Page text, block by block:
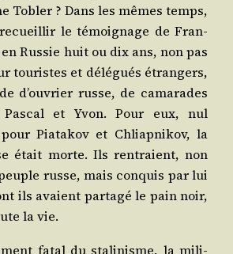
Tobler ? Dans les mêmes temps,
le témoi­gnage de Fran­
Rus­sie huit ou dix ans, non pas
tou­ristes et délé­gués étran­gers,
d’ouvrier russe, de cama­rades
Pas­cal et Yvon. Pour eux, nul
Pia­ta­kov et Chliap­ni­kov, la
était morte. Ils ren­traient, non
russe, mais conquis par lui
ils avaient par­ta­gé le pain noir,
la vie.
fatal du sta­li­nisme, la mili­